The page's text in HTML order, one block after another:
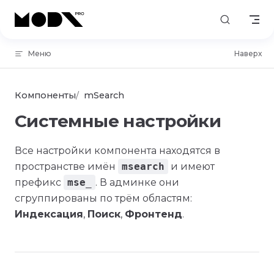
Skip to content
Меню Наверх
Компоненты mSearch
Системные настройки
Все настройки компонента находятся в
пространстве имён
msearch
и имеют
префикс mse_
. В админке они
сгруппированы по трём областям:
Индексация, Поиск, Фронтенд.